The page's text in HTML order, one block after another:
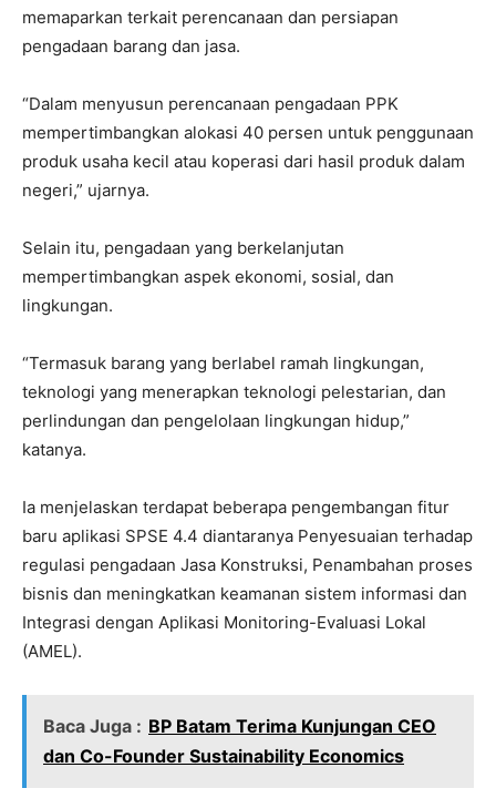
memaparkan terkait perencanaan dan persiapan
pengadaan barang dan jasa.
“Dalam menyusun perencanaan pengadaan PPK
mempertimbangkan alokasi 40 persen untuk penggunaan
produk usaha kecil atau koperasi dari hasil produk dalam
negeri,” ujarnya.
Selain itu, pengadaan yang berkelanjutan
mempertimbangkan aspek ekonomi, sosial, dan
lingkungan.
“Termasuk barang yang berlabel ramah lingkungan,
teknologi yang menerapkan teknologi pelestarian, dan
perlindungan dan pengelolaan lingkungan hidup,”
katanya.
Ia menjelaskan terdapat beberapa pengembangan fitur
baru aplikasi SPSE 4.4 diantaranya Penyesuaian terhadap
regulasi pengadaan Jasa Konstruksi, Penambahan proses
bisnis dan meningkatkan keamanan sistem informasi dan
Integrasi dengan Aplikasi Monitoring-Evaluasi Lokal
(AMEL).
Baca Juga : BP Batam Terima Kunjungan CEO
dan Co-Founder Sustainability Economics